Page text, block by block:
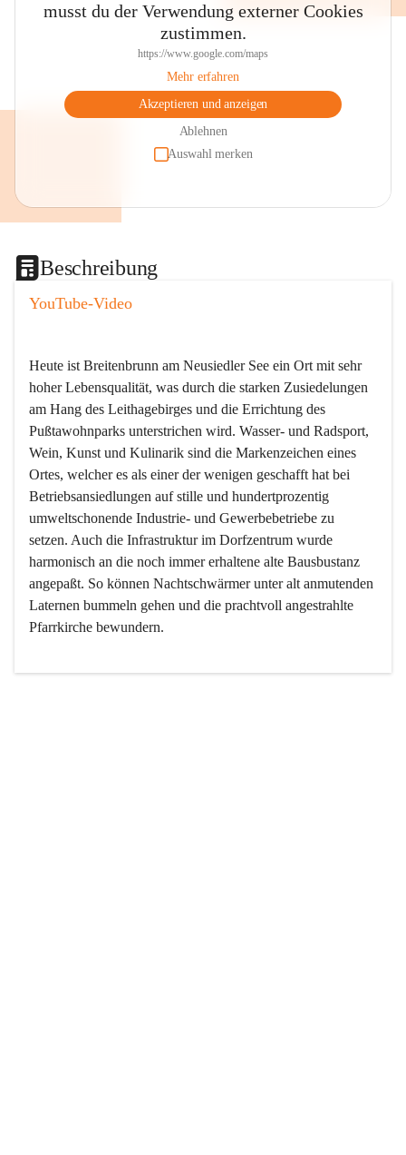
musst du der Verwendung externer Cookies
zustimmen.
https://www.google.com/maps
Mehr erfahren
Akzeptieren und anzeigen
Ablehnen
Auswahl merken
Beschreibung
YouTube-Video
Heute ist Breitenbrunn am Neusiedler See ein Ort mit sehr
hoher Lebensqualität, was durch die starken Zusiedelungen
am Hang des Leithagebirges und die Errichtung des
Pußtawohnparks unterstrichen wird. Wasser- und Radsport,
Wein, Kunst und Kulinarik sind die Markenzeichen eines
Ortes, welcher es als einer der wenigen geschafft hat bei
Betriebsansiedlungen auf stille und hundertprozentig
umweltschonende Industrie- und Gewerbebetriebe zu
setzen. Auch die Infrastruktur im Dorfzentrum wurde
harmonisch an die noch immer erhaltene alte Bausbustanz
angepaßt. So können Nachtschwärmer unter alt anmutenden
Laternen bummeln gehen und die prachtvoll angestrahlte
Pfarrkirche bewundern.
Der Weinbau dominert heute nicht mehr, ist aber integrativer